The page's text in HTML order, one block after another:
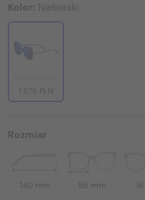
Kolor: Niebieski
1 575 PLN
Rozmiar
140 mm 56 mm